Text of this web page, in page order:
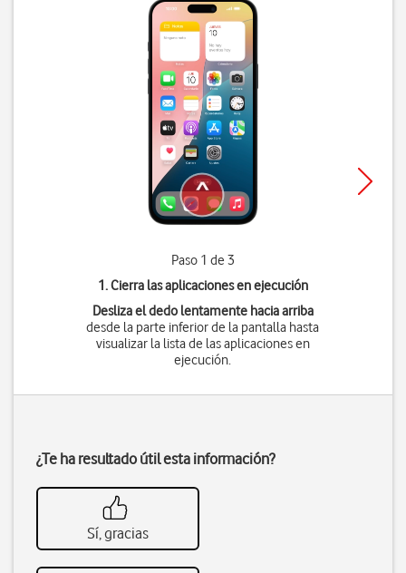
Paso 1 de 3
1. Cierra las aplicaciones en ejecución
Desliza el dedo lentamente hacia arriba
desde la parte inferior de la pantalla hasta
visualizar la lista de las aplicaciones en
ejecución.
¿Te ha resultado útil esta información?
Sí, gracias